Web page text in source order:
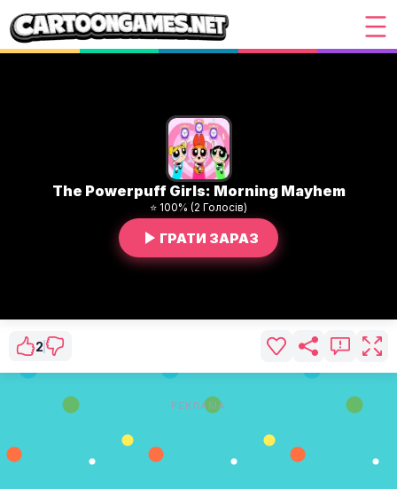
The Powerpuff Girls: Morning Mayhem
⭐ 100% (2 Голосів)
ГРАТИ ЗАРАЗ
2
РЕКЛАМА